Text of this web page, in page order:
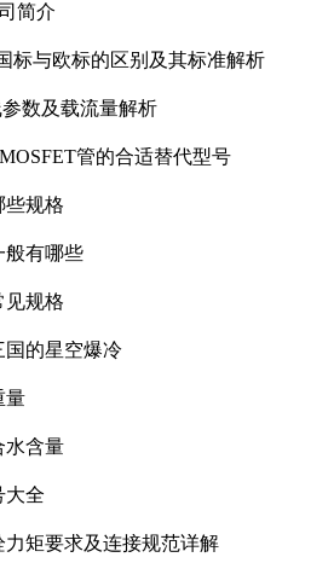
简介
标与欧标的区别及其标准解析
参数及载流量解析
管的合适替代型号
些规格
般有哪些
见规格
国的星空爆冷
量
水含量
大全
矩要求及连接规范详解